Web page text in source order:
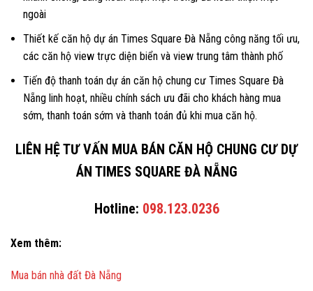
ngoài
Thiết kế căn hộ dự án Times Square Đà Nẵng công năng tối ưu,
các căn hộ view trực diện biển và view trung tâm thành phố
Tiến độ thanh toán dự án căn hộ chung cư Times Square Đà
Nẵng linh hoạt, nhiều chính sách ưu đãi cho khách hàng mua
sớm, thanh toán sớm và thanh toán đủ khi mua căn hộ.
LIÊN HỆ TƯ VẤN MUA BÁN CĂN HỘ CHUNG CƯ DỰ
ÁN TIMES SQUARE ĐÀ NẴNG
Hotline: 098.123.0236
Xem thêm:
Mua bán nhà đất Đà Nẵng